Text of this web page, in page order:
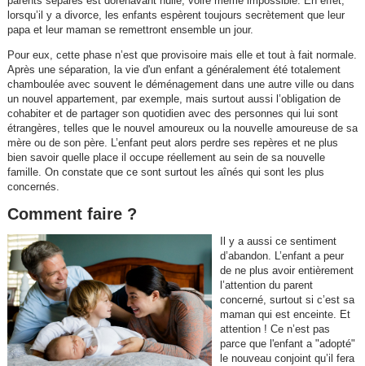
lorsqu’il y a divorce, les enfants espèrent toujours secrètement que leur
papa et leur maman se remettront ensemble un jour.
Pour eux, cette phase n’est que provisoire mais elle et tout à fait normale.
Après une séparation, la vie d'un enfant a généralement été totalement
chamboulée avec souvent le déménagement dans une autre ville ou dans
un nouvel appartement, par exemple, mais surtout aussi l’obligation de
cohabiter et de partager son quotidien avec des personnes qui lui sont
étrangères, telles que le nouvel amoureux ou la nouvelle amoureuse de sa
mère ou de son père. L’enfant peut alors perdre ses repères et ne plus
bien savoir quelle place il occupe réellement au sein de sa nouvelle
famille. On constate que ce sont surtout les aînés qui sont les plus
concernés.
Comment faire ?
Il y a aussi ce sentiment
d’abandon. L’enfant a peur
de ne plus avoir entièrement
l’attention du parent
concerné, surtout si c’est sa
maman qui est enceinte. Et
attention ! Ce n’est pas
parce que l'enfant a "adopté"
le nouveau conjoint qu’il fera